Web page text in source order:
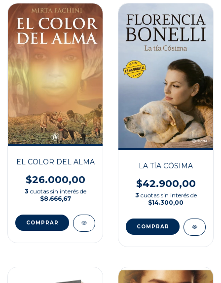
EL COLOR DEL ALMA
$26.000,00
3 cuotas sin interés de
$8.666,67
LA TÍA CÓSIMA
$42.900,00
3 cuotas sin interés de
$14.300,00